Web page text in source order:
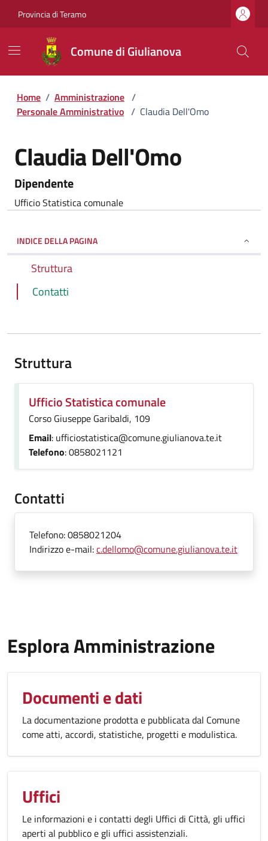
Provincia di Teramo
Comune di Giulianova
Home / Amministrazione /
Personale Amministrativo / Claudia Dell'Omo
Claudia Dell'Omo
Dipendente
Ufficio Statistica comunale
INDICE DELLA PAGINA
Struttura
Contatti
Struttura
Ufficio Statistica comunale
Corso Giuseppe Garibaldi, 109
Email: ufficiostatistica@comune.giulianova.te.it
Telefono: 0858021121
Contatti
Telefono:0858021204
Indirizzo e-mail:c.dellomo@comune.giulianova.te.it
Esplora Amministrazione
Documenti e dati
La documentazione prodotta e pubblicata dal Comune
come atti, accordi, statistiche, progetti e modulistica.
Uffici
Le informazioni e i contatti degli Uffici di Città, gli uffici
aperti al pubblico e gli uffici assistenziali.